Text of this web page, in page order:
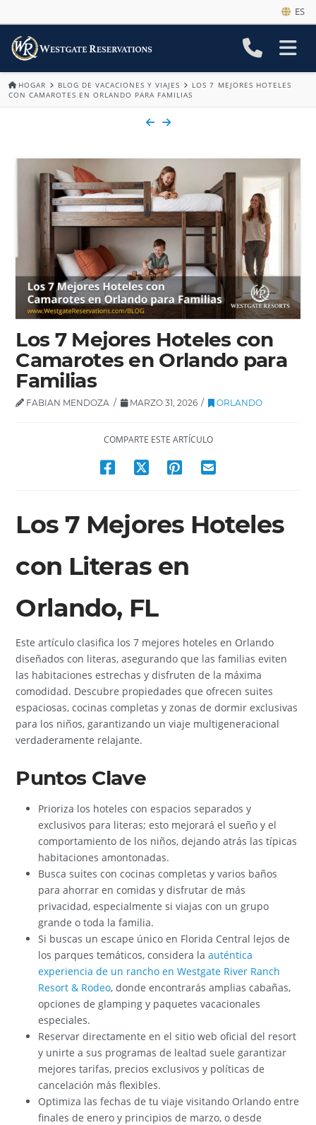
ES
HOGAR BLOG DE VACACIONES Y VIAJES
LOS 7 MEJORES HOTELES
CON CAMAROTES EN ORLANDO PARA FAMILIAS
Los 7 Mejores Hoteles con
Camarotes en Orlando para
Familias
FABIAN MENDOZA MARZO 31, 2026 ORLANDO
COMPARTE ESTE ARTÍCULO
Los 7 Mejores Hoteles
con Literas en
Orlando, FL
Este artículo clasifica los 7 mejores hoteles en Orlando
diseñados con literas, asegurando que las familias eviten
las habitaciones estrechas y disfruten de la máxima
comodidad. Descubre propiedades que ofrecen suites
espaciosas, cocinas completas y zonas de dormir exclusivas
para los niños, garantizando un viaje multigeneracional
verdaderamente relajante.
Puntos Clave
Prioriza los hoteles con espacios separados y
exclusivos para literas; esto mejorará el sueño y el
comportamiento de los niños, dejando atrás las típicas
habitaciones amontonadas.
Busca suites con cocinas completas y varios baños
para ahorrar en comidas y disfrutar de más
privacidad, especialmente si viajas con un grupo
grande o toda la familia.
Si buscas un escape único en Florida Central lejos de
los parques temáticos, considera laauténtica
experiencia de un rancho en Westgate River Ranch
Resort & Rodeo, donde encontrarás amplias cabañas,
opciones de glamping y paquetes vacacionales
especiales.
Reservar directamente en el sitio web oficial del resort
y unirte a sus programas de lealtad suele garantizar
mejores tarifas, precios exclusivos y políticas de
cancelación más flexibles.
Optimiza las fechas de tu viaje visitando Orlando entre
finales de enero y principios de marzo, o desde